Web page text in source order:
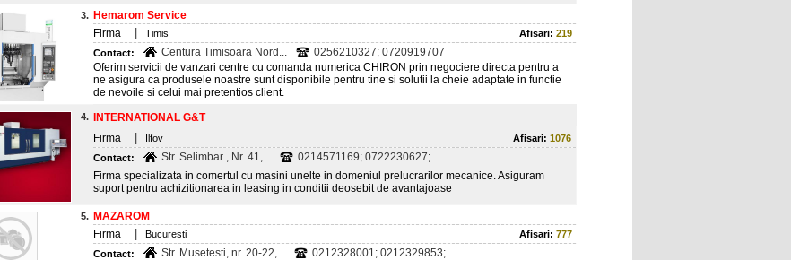
3. Hemarom Service
Firma
Timis Afisari: 219
Contact:
Centura Timisoara Nord...
0256210327; 0720919707
Oferim servicii de vanzari centre cu comanda numerica CHIRON prin negociere directa pentru a
ne asigura ca produsele noastre sunt disponibile pentru tine si solutii la cheie adaptate in functie
de nevoile si celui mai pretentios client.
4.
INTERNATIONAL G&T
Firma
Ilfov Afisari: 1076
Contact:
Str. Selimbar , Nr. 41,...
0214571169; 0722230627;...
Firma specializata in comertul cu masini unelte in domeniul prelucrarilor mecanice. Asiguram
suport pentru achizitionarea in leasing in conditii deosebit de avantajoase
5. MAZAROM
Firma
Bucuresti Afisari: 777
Contact:
Str. Musetesti, nr. 20-22,...
0212328001; 0212329853;...